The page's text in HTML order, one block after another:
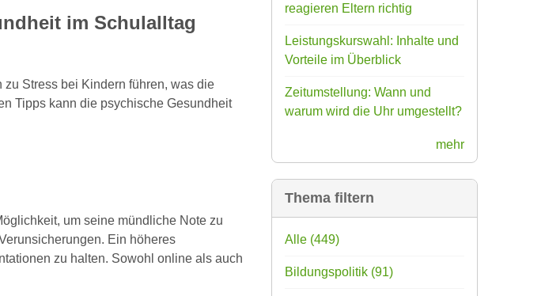
im Schulalltag
Stress bei Kindern führen, was die
Tipps kann die psychische Gesundheit
um seine mündliche Note zu
Ein höheres
zu halten. Sowohl online als auch
reagieren Eltern richtig
Leistungskurswahl: Inhalte und
Vorteile im Überblick
Zeitumstellung: Wann und
warum wird die Uhr umgestellt?
mehr
Thema filtern
Alle (449)
Bildungspolitik (91)